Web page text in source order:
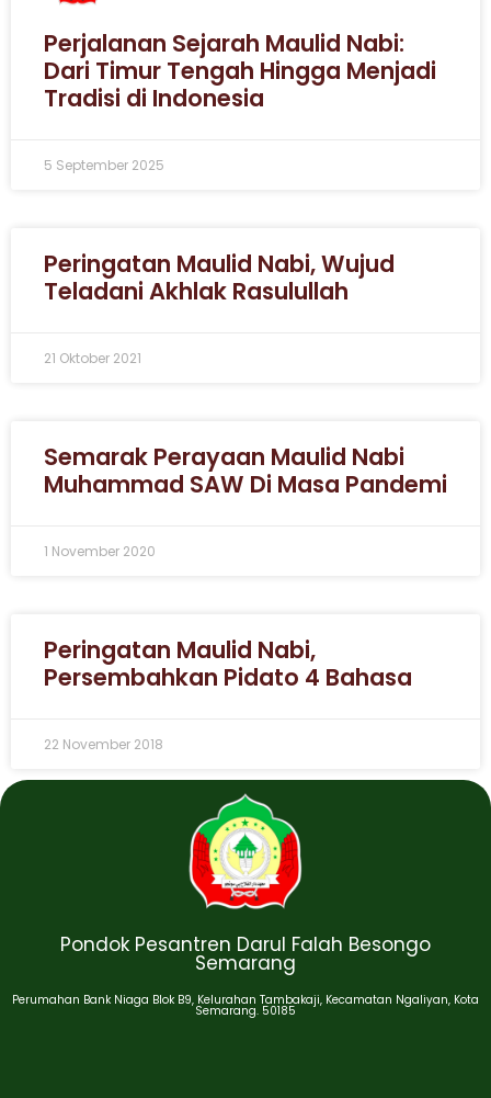
Perjalanan Sejarah Maulid Nabi:
Dari Timur Tengah Hingga Menjadi
Tradisi di Indonesia
5 September 2025
Peringatan Maulid Nabi, Wujud
Teladani Akhlak Rasulullah
21 Oktober 2021
Semarak Perayaan Maulid Nabi
Muhammad SAW Di Masa Pandemi
1 November 2020
Peringatan Maulid Nabi,
Persembahkan Pidato 4 Bahasa
22 November 2018
Pondok Pesantren Darul Falah Besongo
Semarang
Perumahan Bank Niaga Blok B9, Kelurahan Tambakaji, Kecamatan Ngaliyan, Kota
Semarang. 50185